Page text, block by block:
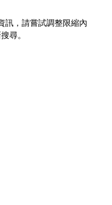
訊，請嘗試調整限縮內
尋。